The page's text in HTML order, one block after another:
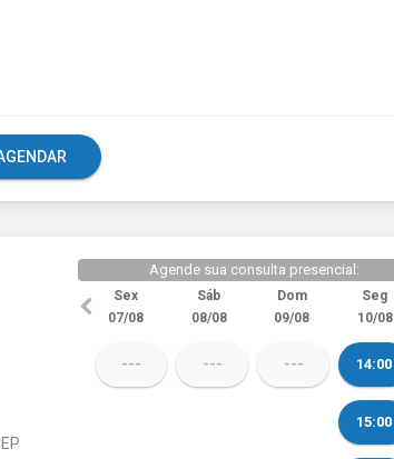
Agende sua consulta presencial:
Sex
07/08
Sáb
08/08
Dom
09/08
Seg
10/08
--- --- --- 14:00
15:00